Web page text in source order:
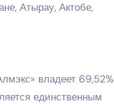
Атырау, Актобе,
владеет 69,52%
единственным